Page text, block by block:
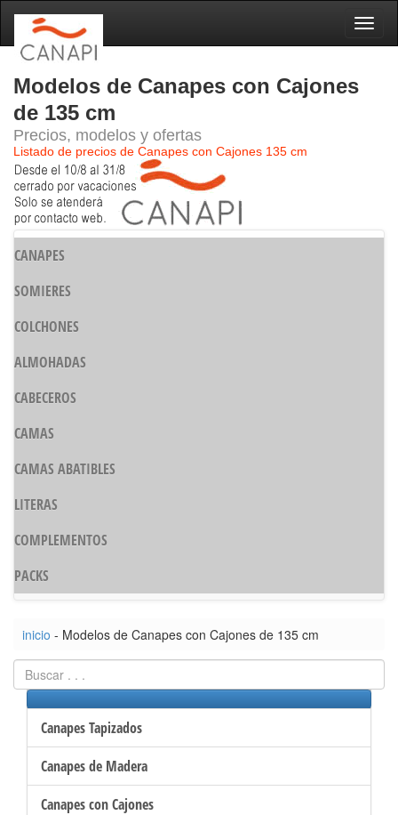
Modelos de Canapes con Cajones
de 135 cm
Precios, modelos y ofertas
Listado de precios de Canapes con Cajones 135 cm
CANAPES
SOMIERES
COLCHONES
ALMOHADAS
CABECEROS
CAMAS
CAMAS ABATIBLES
LITERAS
COMPLEMENTOS
PACKS
inicio - Modelos de Canapes con Cajones de 135 cm
Canapes Tapizados
Canapes de Madera
Canapes con Cajones